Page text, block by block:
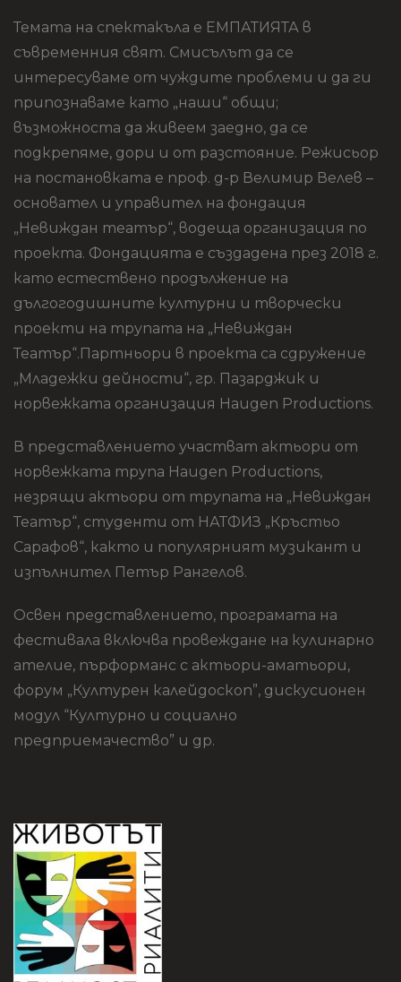
Темата на спектакъла е ЕМПАТИЯТА в
съвременния свят. Смисълът да се
интересуваме от чуждите проблеми и да ги
припознаваме като „наши“ общи;
възможноста да живеем заедно, да се
подкрепяме, дори и от разстояние. Режисьор
на постановката е проф. д-р Велимир Велев –
основател и управител на фондация
„Невиждан театър“, водеща организация по
проекта. Фондацията е създадена през 2018 г.
като естествено продължение на
дългогодишните културни и творчески
проекти на трупата на „Невиждан
Театър“.Партньори в проекта са сдружение
„Младежки дейности“, гр. Пазарджик и
норвежката организация Haugen Productions.
В представлението участват актьори от
норвежката трупа Haugen Productions,
незрящи актьори от трупата на „Невиждан
Театър“, студенти от НАТФИЗ „Кръстьо
Сарафов“, както и популярният музикант и
изпълнител Петър Рангелов.
Освен представлението, програмата на
фестивала включва провеждане на кулинарно
ателие, пърформанс с актьори-аматьори,
форум „Културен калейдоскоп”, дискусионен
модул “Културно и социално
предприемачество” и др.